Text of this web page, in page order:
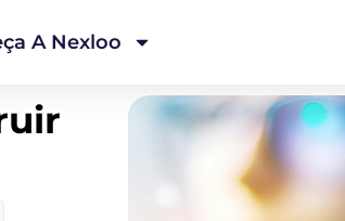
A Nexloo